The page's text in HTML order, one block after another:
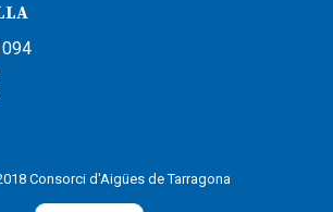
Consorci d'Aigües de Tarragona